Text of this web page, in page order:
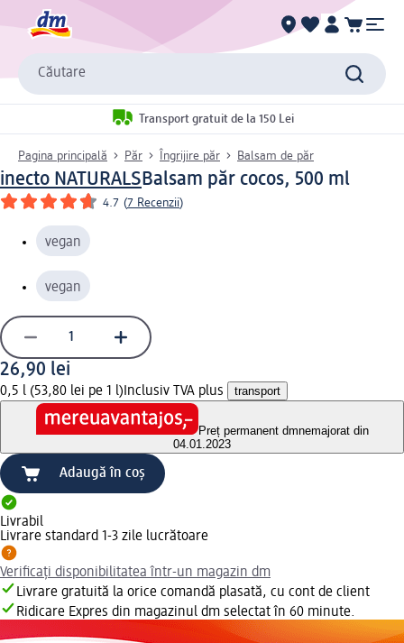
Căutare
Transport gratuit de la 150 Lei
Pagina principală Păr Îngrijire păr Balsam de păr
inecto NATURALSBalsam păr cocos, 500 ml
4.7 (7 Recenzii)
vegan
vegan
26,90 lei
0,5 l (53,80 lei pe 1 l) Inclusiv TVA plus transport
Preț permanent dmnemajorat din
04.01.2023
Adaugă în coș
Livrabil
Livrare standard 1-3 zile lucrătoare
Verificați disponibilitatea într-un magazin dm
Livrare gratuită la orice comandă plasată, cu cont de client
Ridicare Expres din magazinul dm selectat în 60 minute.